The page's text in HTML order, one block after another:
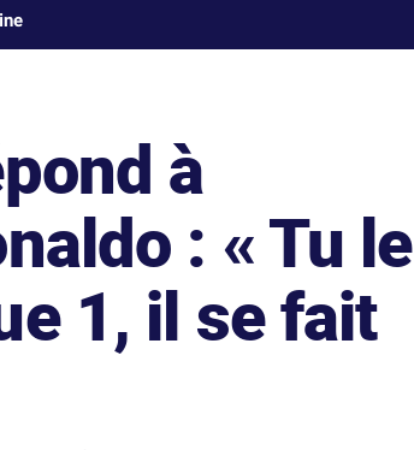
à
: « Tu le
1, il se fait